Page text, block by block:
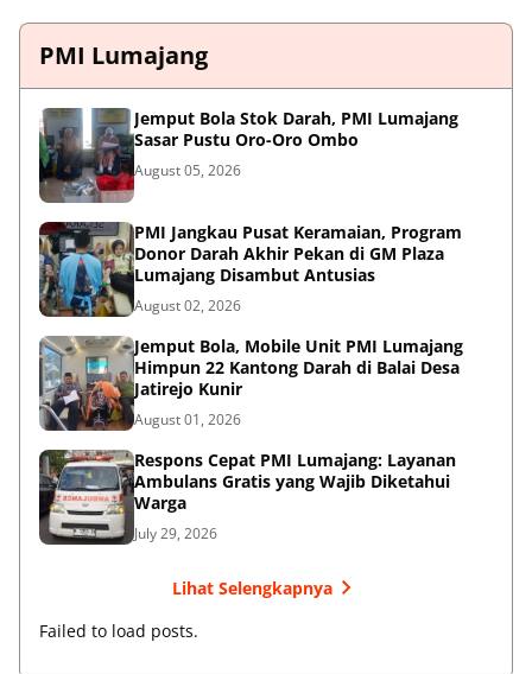
PMI Lumajang
Jemput Bola Stok Darah, PMI Lumajang
Sasar Pustu Oro-Oro Ombo
August 05, 2026
PMI Jangkau Pusat Keramaian, Program
Donor Darah Akhir Pekan di GM Plaza
Lumajang Disambut Antusias
August 02, 2026
Jemput Bola, Mobile Unit PMI Lumajang
Himpun 22 Kantong Darah di Balai Desa
Jatirejo Kunir
August 01, 2026
Respons Cepat PMI Lumajang: Layanan
Ambulans Gratis yang Wajib Diketahui
Warga
July 29, 2026
Lihat Selengkapnya
Failed to load posts.